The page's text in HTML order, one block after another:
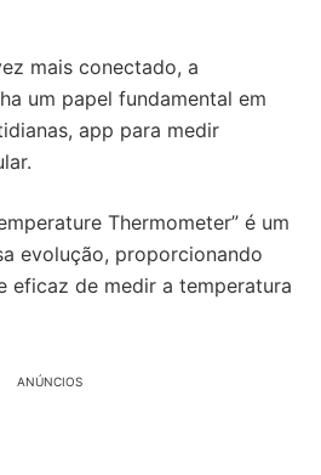
mais conectado, a
um papel fundamental em
app para medir
Thermometer” é um
evolução, proporcionando
eficaz de medir a temperatura
ANÚNCIOS